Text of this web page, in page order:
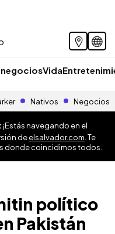
negociosVida
Nativos Negocios
¡Estás navegando en el
deelsalvador.com . Te
donde coincidimos todos.
político
Pakistán